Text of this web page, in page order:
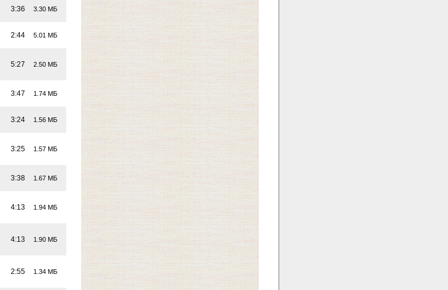
3:36 3.30 МБ
2:44 5.01 МБ
5:27 2.50 МБ
3:47 1.74 МБ
3:24 1.56 МБ
3:25 1.57 МБ
3:38 1.67 МБ
4:13 1.94 МБ
4:13 1.90 МБ
2:55 1.34 МБ